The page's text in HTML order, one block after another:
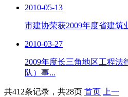
2010-05-13
市建协荣获2009年度省建筑
2010-03-27
2009年度长三角地区工程法
队）事...
共412条记录，共28页 首页
上一